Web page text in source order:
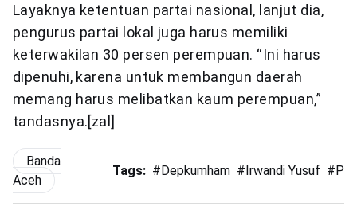
Layaknya ketentuan partai nasional, lanjut dia,
pengurus partai lokal juga harus memiliki
keterwakilan 30 persen perempuan. “Ini harus
dipenuhi, karena untuk membangun daerah
memang harus melibatkan kaum perempuan,”
tandasnya.[zal]
Banda
Aceh
Tags: #Depkumham #Irwandi Yusuf #